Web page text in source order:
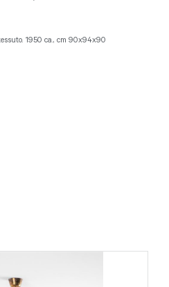
1950 ca., cm 90x94x90